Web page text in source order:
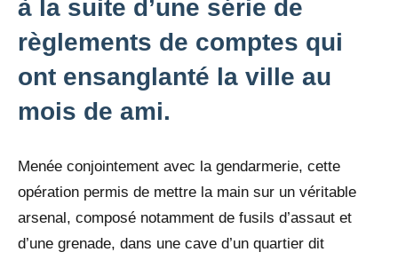
à la suite d’une série de
règlements de comptes qui
ont ensanglanté la ville au
mois de ami.
Menée conjointement avec la gendarmerie, cette
opération permis de mettre la main sur un véritable
arsenal, composé notamment de fusils d’assaut et
d’une grenade, dans une cave d’un quartier dit